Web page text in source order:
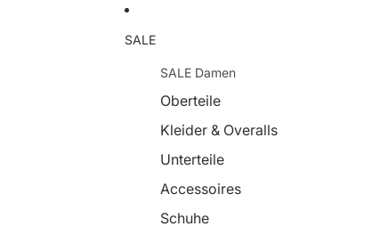
SALE
SALE Damen
Oberteile
Kleider & Overalls
Unterteile
Accessoires
Schuhe